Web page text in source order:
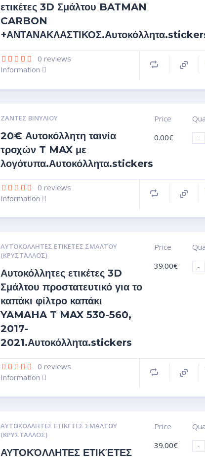
ετικέτες 3D Σμάλτου BATMAN
CARBON
0 reviews
Information
ΖΆΝΤΕΣ ΒΙΝΥΛΊΟΥ
20€ Αυτοκόλλητη ταινία
τροχών T MAX με
λογότυπα.Αυτοκόλλητα.stickers
Price
0.00€
-
0 reviews
Information
ΑΥΤΟΚΌΛΛΗΤΕΣ ΕΤΙΚΈΤΕΣ ΣΜΆΛΤΟΥ
(ΚΡΥΣΤΑΛΛΟΣ)
Αυτοκόλλητες ετικέτες 3D
Σμάλτου προστατευτικό για το
καπάκι φίλτρο καπάκι
YAMAHA T MAX 530-560,
2017-
2021.Αυτοκόλλητα.stickers
Price
39.00€
-
0 reviews
Information
ΑΥΤΟΚΌΛΛΗΤΕΣ ΕΤΙΚΈΤΕΣ ΣΜΆΛΤΟΥ
(ΚΡΥΣΤΑΛΛΟΣ)
ΑΥΤΟΚΌΛΛΗΤΕΣ ΕΤΙΚΈΤΕΣ
Price
39.00€
-